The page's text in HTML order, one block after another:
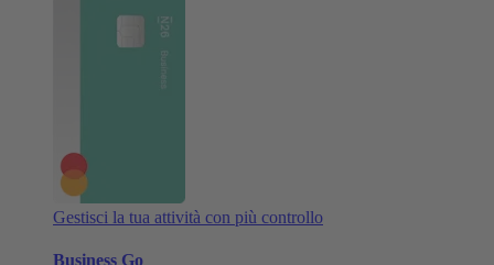
Gestisci la tua attività con più controllo
Business Go